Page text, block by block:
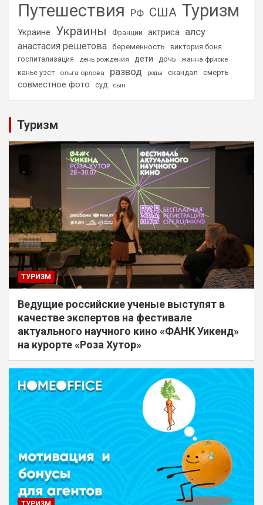
Путешествия РФ США Туризм
Украине Украины Франции актриса алсу
анастасия решетова беременность
виктория боня
госпитализация
день рождения дети дочь
жанна фриске
канье уэст
ольга орлова развод роды скандал смерть
совместное фото суд сын
Туризм
ТУРИЗМ
Ведущие российские ученые выступят в
качестве экспертов на фестивале
актуального научного кино «ФАНК Уикенд»
на курорте «Роза Хутор»